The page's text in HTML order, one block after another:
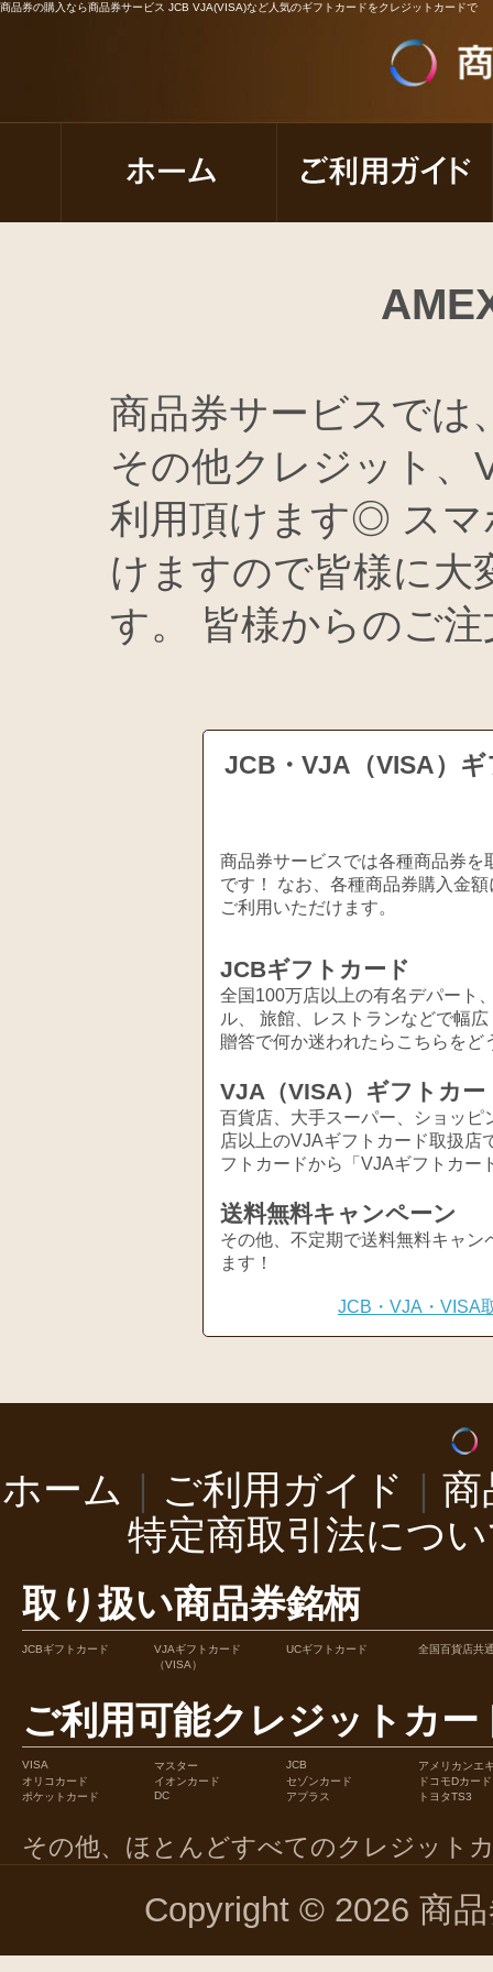
商品券の購入なら商品券サービス JCB VJA(VISA)など人気のギフトカードをクレジットカードで
商品券サービスで
その他クレジット、
利用頂けます◎ スマ
けますので皆様に大
す。 皆様からのご
JCB・VJA（VISA）
商品券サービスでは各種商品券
です！ なお、各種商品券購入金
ご利用いただけます。
JCBギフトカード
全国100万店以上の有名デパート
ル、 旅館、レストランなどで幅
贈答で何か迷われたらこちらをど
VJA（VISA）ギフトカー
百貨店、大手スーパー、ショッ
店以上のVJAギフトカード取扱店
フトカードから「VJAギフトカー
送料無料キャンペーン
その他、不定期で送料無料キャ
ます！
JCB・VJA・VISA
ホーム ご利用ガイド
商
特定商取引法につ
取り扱い商品券銘柄
JCBギフトカード
VJAギフトカード
（VISA）
UCギフトカード 全国百貨店共
ご利用可能クレジットカー
VISA マスター JCB
アメリカンエ
オリコカード
イオンカード セゾンカード
ドコモDカード
ポケットカード
DC アプラス トヨタTS3
その他、ほとんどすべてのクレジット
Copyright © 2026 商